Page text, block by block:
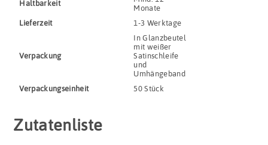
Haltbar­keit
Monate
Lieferzeit
1-3 Werktage
Verpackung
In Glanzbeutel
mit weißer
Satinschleife
und
Umhängeband
Verpackungs­einheit
50 Stück
Zutatenliste